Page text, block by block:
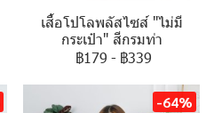
เสื้อโปโลพลัสไซส์ "ไม่มี
กระเป๋า" สีกรมท่า
฿179 - ฿339
-64%